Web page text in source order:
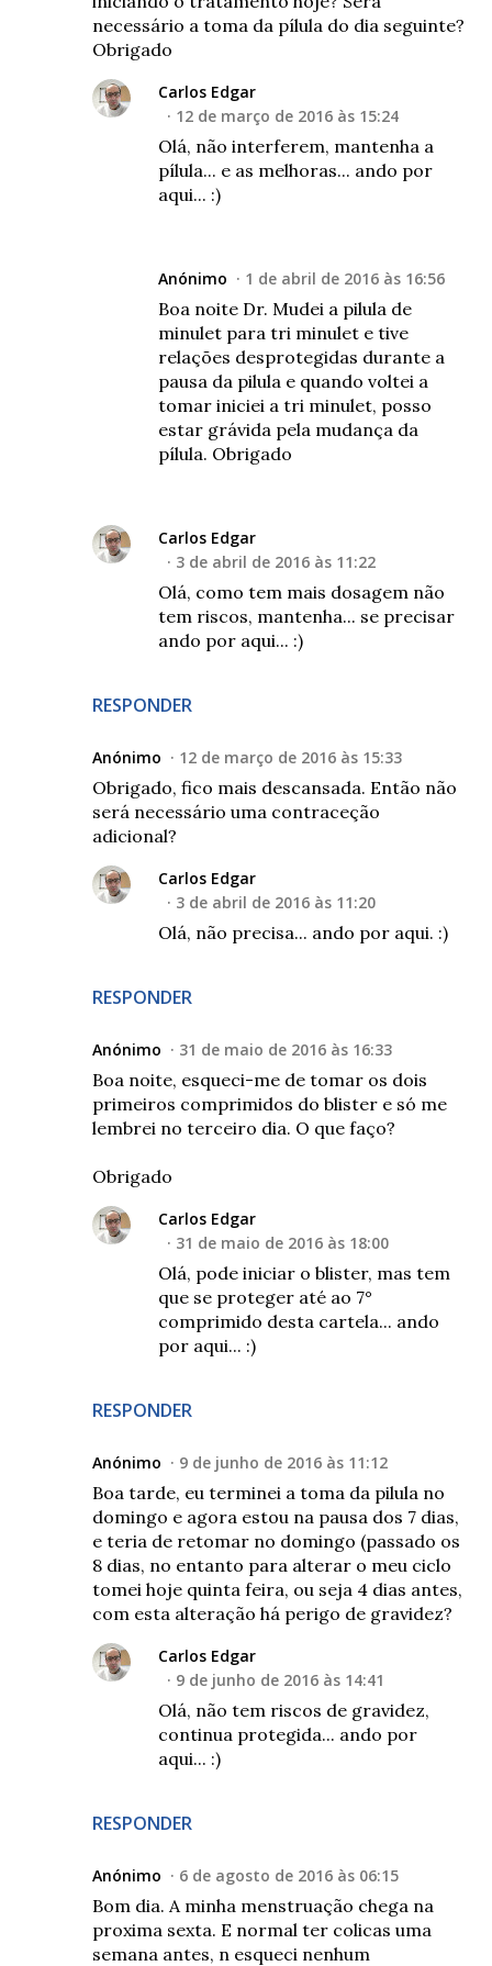
necessário a toma da pílula do dia seguinte?
Obrigado
RESPONDER
Carlos Edgar
12 de março de 2016 às 15:24
Olá, não interferem, mantenha a
pílula... e as melhoras... ando por
aqui... :)
Anónimo 1 de abril de 2016 às 16:56
Boa noite Dr. Mudei a pilula de
minulet para tri minulet e tive
relações desprotegidas durante a
pausa da pilula e quando voltei a
tomar iniciei a tri minulet, posso
estar grávida pela mudança da
pílula. Obrigado
Carlos Edgar
3 de abril de 2016 às 11:22
Olá, como tem mais dosagem não
tem riscos, mantenha... se precisar
ando por aqui... :)
Anónimo 12 de março de 2016 às 15:33
Obrigado, fico mais descansada. Então não
será necessário uma contraceção
adicional?
RESPONDER
Carlos Edgar
3 de abril de 2016 às 11:20
Olá, não precisa... ando por aqui. :)
Anónimo 31 de maio de 2016 às 16:33
Boa noite, esqueci-me de tomar os dois
primeiros comprimidos do blister e só me
lembrei no terceiro dia. O que faço?
Obrigado
RESPONDER
Carlos Edgar
31 de maio de 2016 às 18:00
Olá, pode iniciar o blister, mas tem
que se proteger até ao 7°
comprimido desta cartela... ando
por aqui... :)
Anónimo 9 de junho de 2016 às 11:12
Boa tarde, eu terminei a toma da pilula no
domingo e agora estou na pausa dos 7 dias,
e teria de retomar no domingo (passado os
8 dias, no entanto para alterar o meu ciclo
tomei hoje quinta feira, ou seja 4 dias antes,
com esta alteração há perigo de gravidez?
RESPONDER
Carlos Edgar
9 de junho de 2016 às 14:41
Olá, não tem riscos de gravidez,
continua protegida... ando por
aqui... :)
Anónimo 6 de agosto de 2016 às 06:15
Bom dia. A minha menstruação chega na
proxima sexta. E normal ter colicas uma
semana antes, n esqueci nenhum